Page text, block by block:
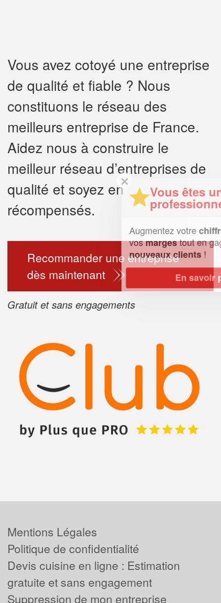
Vous avez cotoyé une entreprise
de qualité et fiable ? Nous
constituons le réseau des
meilleurs entreprise de France.
Aidez nous à construire le
meilleur réseau d’entreprises de
qualité et soyez en
récompensés.
Recommander une entreprise
dès maintenant
Gratuit et sans engagements
Vous êtes un
professionnel ?
Augmentez votrechiffre d'affaireset
vosmargestout en gagnant de
nouveaux clients!
En savoir plus
Mentions Légales
Politique de confidentialité
Devis cuisine en ligne : Estimation
gratuite et sans engagement
Suppression de mon entreprise